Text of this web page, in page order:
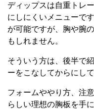
ディップスは自重トレ
にしにくいメニューで
が可能ですが、胸や腕
もしれません。
そういう方は、後半で
ーをこなしてからにして
フォームややり方、注
らしい理想の胸板を手